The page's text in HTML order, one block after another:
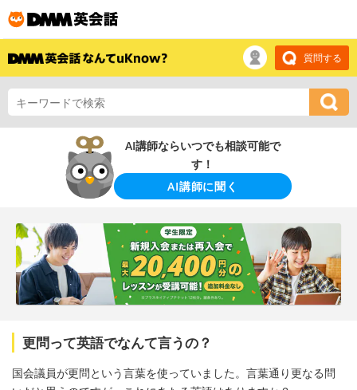
質問する
AI講師ならいつでも相談可能で
す！
AI講師に聞く
更問って英語でなんて言うの？
国会議員が更問という言葉を使っていました。言葉通り更なる問